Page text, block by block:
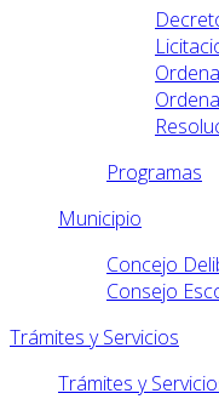
Programas
Municipio
Concejo
Consejo
Trámites y Servicios
Trámites y